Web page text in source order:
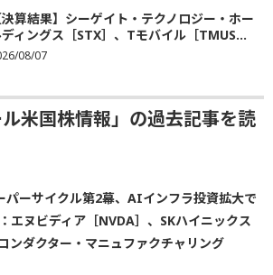
決算結果】シーゲイト・テクノロジー・ホー
ィングス［STX］、Tモバイル［TMUS...
08/07
ル米国株情報」の過去記事を読
パーサイクル第2幕、AIインフラ投資拡大で
エヌビディア［NVDA］、SKハイニックス
ンダクター・マニュファクチャリング